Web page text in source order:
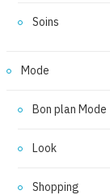
Soins
Mode
Bon plan Mode
Look
Shopping